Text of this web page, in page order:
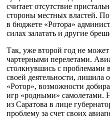
считает отсутствие
стороны местных властей.
в бюджете «Ротора»
силах залатать и другие
Так, уже второй год не
чартерными перелетами.
столкнувшись с проблемами
своей деятельности, лишила
«Ротор», возможности
игр «родными» самолетами.
из Саратова в лице
проблему за счет своих